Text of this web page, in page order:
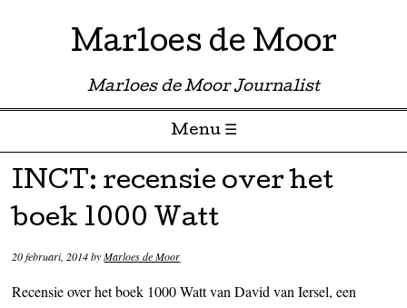
Marloes de Moor
Marloes de Moor Journalist
Menu ☰
Skip to content
INCT: recensie over het
boek 1000 Watt
20 februari, 2014byMarloes de Moor
Recensie over het boek 1000 Watt van David van Iersel, een